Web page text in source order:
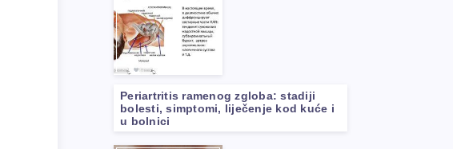
Periartritis ramenog zgloba: stadiji
bolesti, simptomi, liječenje kod kuće i
u bolnici